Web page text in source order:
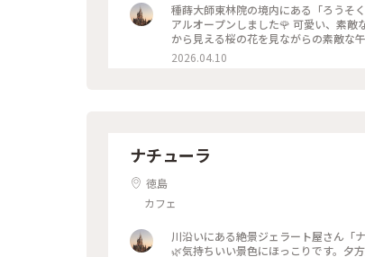
種蒔大師東林院の境内にある「ろうそ
アルオープンしました🌹 可愛い、素
から見える桜の花を見ながらの素敵
ごティラミス #ラテ #景色
2026.04.10
ナチューラ
徳島
カフェ
川沿いにある絶景ジェラート屋さん「
🌿気持ちいい景色にほっこりです。夕